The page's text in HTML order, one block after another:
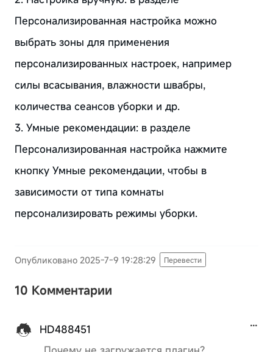
Персонализированная настройка можно
выбрать зоны для применения
персонализированных настроек, например
силы всасывания, влажности швабры,
количества сеансов уборки и др.
3. Умные рекомендации: в разделе
Персонализированная настройка нажмите
кнопку Умные рекомендации, чтобы в
зависимости от типа комнаты
персонализировать режимы уборки.
Опубликовано 2025-7-9 19:28:29 Перевести
10 Комментарии
HD488451